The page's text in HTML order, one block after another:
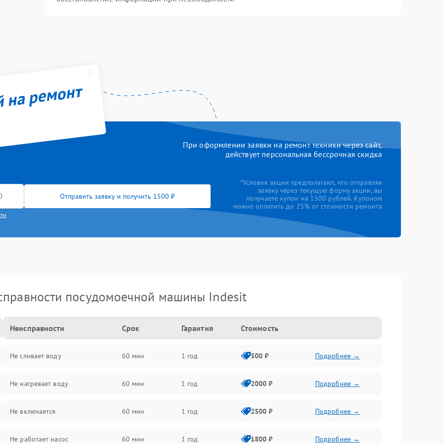
ремонт
При оформлении заявки на ремонт техники через сайт,
действует персональная бессрочная скидка
Отправить заявку и получить 1500 ₽
*Условия акции предполагают, что отправляя
заявку через текущую форму акции, вы
получаете купон на 1500 рублей. Купоном
можно оплатить до 25% от стоимости ремонта
посудомоечной машины Indesit
Неисправности Срок Гарантия Стоимость
Не сливает воду 60 мин 1 год 500 ₽ Подробнее →
Не нагревает воду 60 мин 1 год 2000 ₽ Подробнее →
Не включается 60 мин 1 год 2500 ₽ Подробнее →
Не работает насос 60 мин 1 год 1800 ₽ Подробнее →